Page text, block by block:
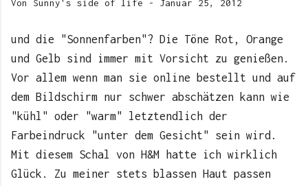
Von Sunny's side of life - Januar 25, 2012
und die "Sonnenfarben"? Die Töne Rot, Orange
und Gelb sind immer mit Vorsicht zu genießen.
Vor allem wenn man sie online bestellt und auf
dem Bildschirm nur schwer abschätzen kann wie
"kühl" oder "warm" letztendlich der
Farbeindruck "unter dem Gesicht" sein wird.
Mit diesem Schal von H&M hatte ich wirklich
Glück. Zu meiner stets blassen Haut passen